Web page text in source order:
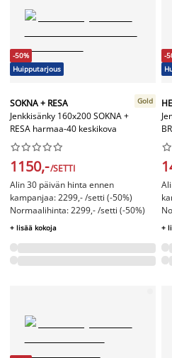
-50%
Huipputarjous
SOKNA + RESA
Jenkkisänky 160x200 SOKNA +
RESA harmaa-40 keskikova
Gold






1150,-/SETTI
Alin 30 päivän hinta ennen
kampanjaa: 2299,- /setti (-50%)
Normaalihinta: 2299,- /setti (-50%)
+ lisää kokoja
-


+